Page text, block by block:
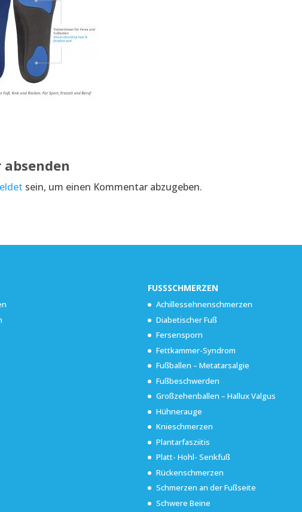
sein, um einen Kommentar abzugeben.
FUSSSCHMERZEN
Achillessehnenschmerzen
Diabetischer Fuß
Fersensporn
Fettkammer-Syndrom
Fußballen – Metatarsalgie
Fußbeschwerden
Großzehenballen – Hallux Valgus
Hühnerauge
Knieschmerzen
Plantarfasziitis
Platt- Hohl- Senkfuß
Rückenschmerzen
Schmerzen an der Fußseite
Schwere Beine